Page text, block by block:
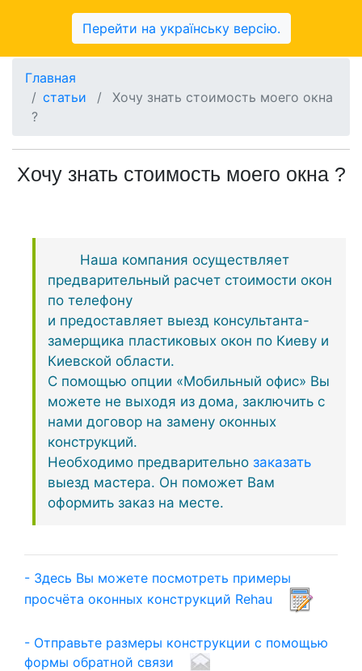
Отримати консультацію
Главная
статьи
/
Хочу знать стоимость моего окна
?
Хочу знать стоимость моего окна ?
Наша компания осуществляет
предварительный расчет стоимости окон
по телефону
и предоставляет выезд консультанта-
замерщика пластиковых окон по Киеву и
Киевской области.
С помощью опции «Мобильный офис» Вы
можете не выходя из дома, заключить с
нами договор на замену оконных
конструкций.
Необходимо предварительно заказать
выезд мастера. Он поможет Вам
оформить заказ на месте.
- Здесь Вы можете посмотреть примеры
просчёта оконных конструкций Rehau
- Отправьте размеры конструкции с помощью
формы обратной связи
Перейти на українську версію.